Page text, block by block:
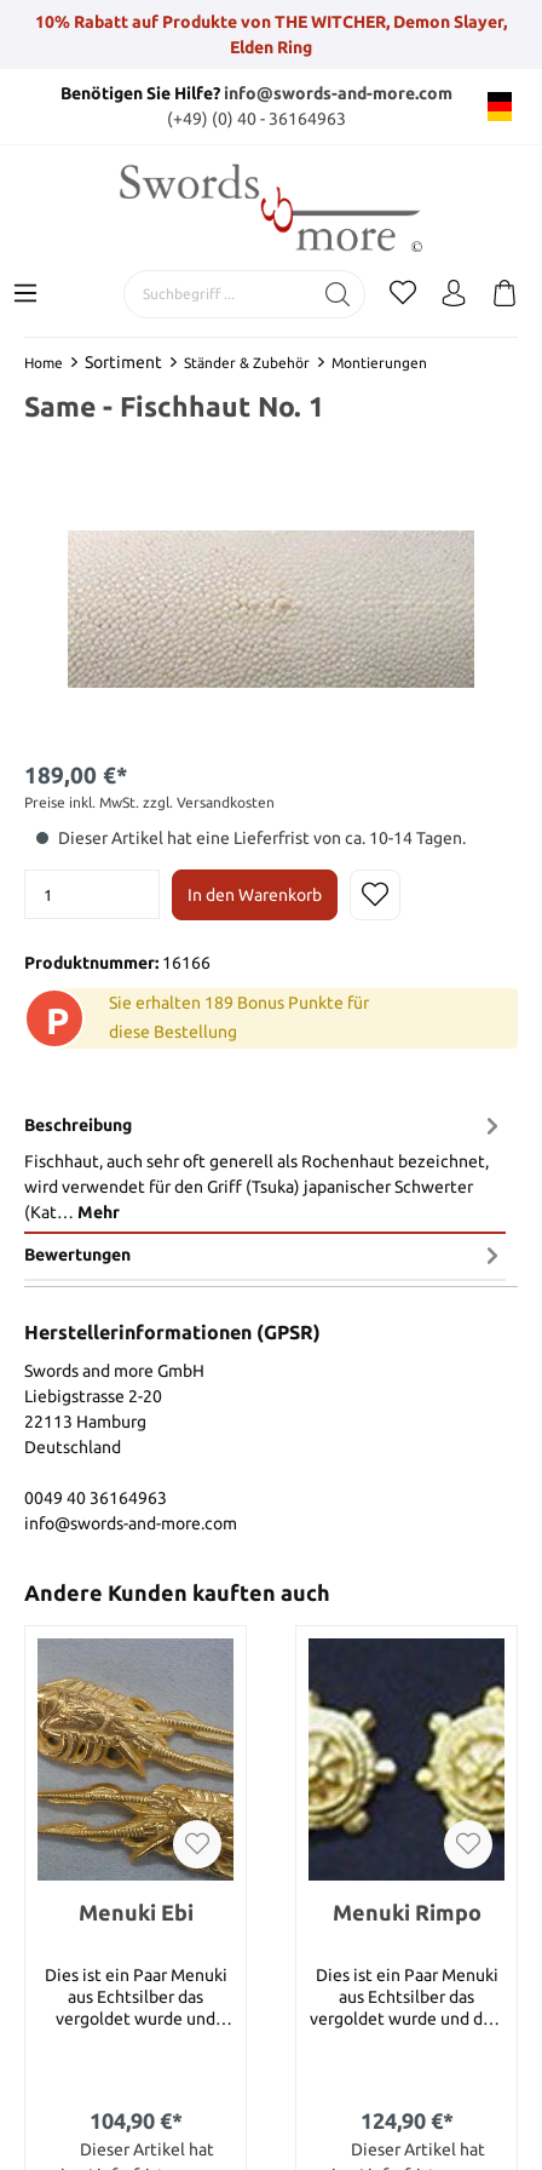
10% Rabatt auf Produkte von THE WITCHER, Demon Slayer,
Elden Ring
Benötigen Sie Hilfe?info@swords-and-more.com
(+49) (0) 40 - 36164963
Home Sortiment Ständer & Zubehör Montierungen
Same - Fischhaut No. 1
189,00 €*
Preise inkl. MwSt. zzgl. Versandkosten
Dieser Artikel hat eine Lieferfrist von ca. 10-14 Tagen.
In den Warenkorb
Produktnummer: 16166
P
Sie erhalten 189 Bonus Punkte für
diese Bestellung
Beschreibung
Fischhaut, auch sehr oft generell als Rochenhaut bezeichnet,
wird verwendet für den Griff (Tsuka) japanischer Schwerter
(Kat… Mehr
Bewertungen
Herstellerinformationen (GPSR)
Swords and more GmbH
Liebigstrasse 2-20
22113 Hamburg
Deutschland
0049 40 36164963
info@swords-and-more.com
Andere Kunden kauften auch
Menuki Ebi
Dies ist ein Paar Menuki
aus Echtsilber das
vergoldet wurde und
104,90 €*
Dieser Artikel hat
Menuki Rimpo
Dies ist ein Paar Menuki
aus Echtsilber das
vergoldet wurde und drei
124,90 €*
Dieser Artikel hat